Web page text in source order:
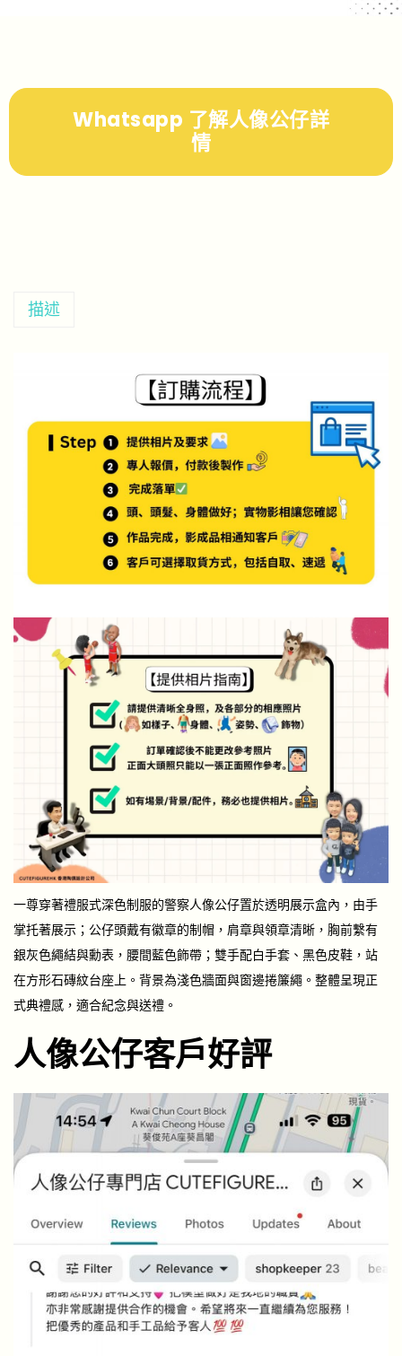
Whatsapp 了解人像公仔詳
情
描述
一尊穿著禮服式深色制服的警察人像公仔置於透明展示盒內，由手
掌托著展示；公仔頭戴有徽章的制帽，肩章與領章清晰，胸前繫有
銀灰色繩結與勳表，腰間藍色飾帶；雙手配白手套、黑色皮鞋，站
在方形石磚紋台座上。背景為淺色牆面與窗邊捲簾繩。整體呈現正
式典禮感，適合紀念與送禮。
人像公仔客戶好評